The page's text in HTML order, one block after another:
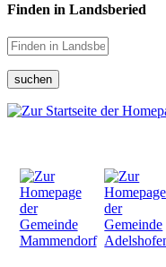
Finden in Landsberied
suchen